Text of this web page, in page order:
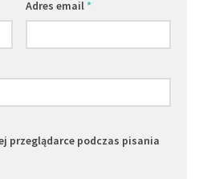
Adres email*
przeglądarce podczas pisania